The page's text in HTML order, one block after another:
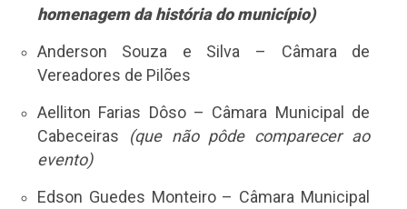
homenagem da história do município)
Anderson Souza e Silva – Câmara de
Vereadores de Pilões
Aelliton Farias Dôso – Câmara Municipal de
Cabeceiras
(que não pôde comparecer ao
evento)
Edson Guedes Monteiro – Câmara Municipal